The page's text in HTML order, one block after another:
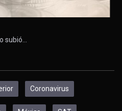
subió…
Coronavirus